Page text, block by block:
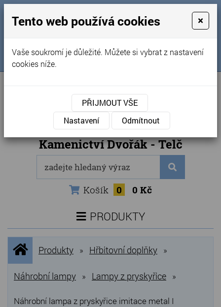
Obchodní podmínky
Kontakty
Naše kamenictví
Sledujte nás na FB
Internetový obchod
Kamenictví Dvořák - Telč
Košík 0 0 Kč
PRODUKTY
NOVINKY
NEJPRODÁVANĚJŠÍ
VÝPRODEJ
Produkty
Úvodní
stránka
Produkty » Hřbitovní doplňky »
Náhrobní lampy » Lampy z pryskyřice »
Náhrobní lampa z pryskyřice imitace metal I
Tento web používá cookies ×
Vaše soukromí je důležité. Můžete si vybrat z nastavení
cookies níže.
PŘIJMOUT VŠE
Nastavení
Odmítnout